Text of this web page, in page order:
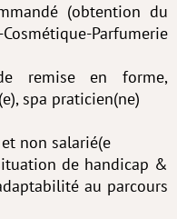
(obtention du
Parfumerie
remise en forme,
spa praticien(ne)
non salarié(e
de handicap &
au parcours